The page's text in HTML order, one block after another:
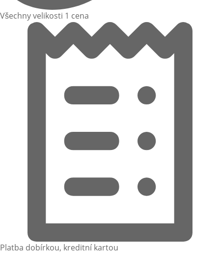
Všechny velikosti 1 cena
Platba dobírkou, kreditní kartou